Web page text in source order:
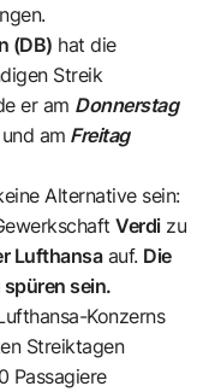
(DB) hat die
Streik
er am Donnerstag
am Freitag
Alternative sein:
Verdi zu
Lufthansaauf. Die
sein.
Konzerns
Streiktagen
Passagiere